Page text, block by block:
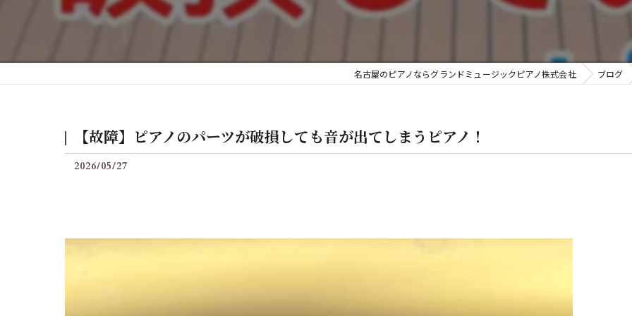
後付けグランフィールの料金
名古屋のピアノならグランドミュージックピアノ株式会社 ブログ
【故障】ピアノのパーツが破損しても音が出てしまうピアノ！
2026/05/27